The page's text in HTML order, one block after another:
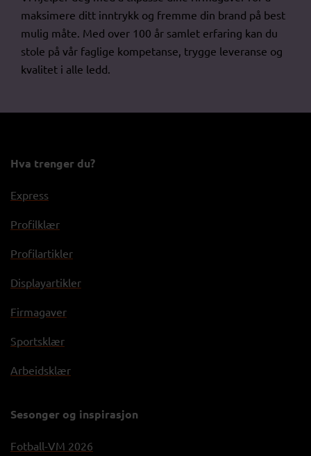
maksimere ditt inntrykk og fremme din brand på best
mulig måte. Med over 100 år samlet erfaring kan du
stole på vår faglige kompetanse, trygge leveranse og
kvalitet i alle ledd.
Hva trenger du?
Express
Profilklær
Profilartikler
Displayartikler
Firmagaver
Sportsklær
Arbeidsklær
Sesonger og inspirasjon
Fotball-VM 2026